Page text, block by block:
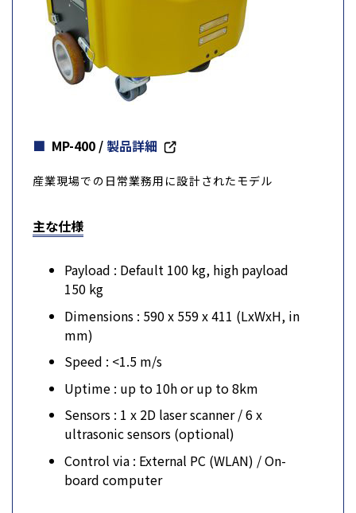
MP-400 / 製品詳細
産業現場での日常業務用に設計されたモデル
主な仕様
Payload : Default 100 kg, high payload
150 kg
Dimensions : 590 x 559 x 411 (LxWxH, in
mm)
Speed : <1.5 m/s
Uptime : up to 10h or up to 8km
Sensors : 1 x 2D laser scanner / 6 x
ultrasonic sensors (optional)
Control via : External PC (WLAN) / On-
board computer